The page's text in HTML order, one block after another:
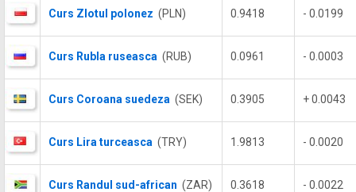
Curs Zlotul polonez (PLN) 0.9418 - 0.0199
Curs Rubla ruseasca (RUB) 0.0961 - 0.0003
Curs Coroana suedeza (SEK) 0.3905 + 0.0043
Curs Lira turceasca (TRY) 1.9813 - 0.0020
Curs Randul sud-african (ZAR) 0.3618 - 0.0022